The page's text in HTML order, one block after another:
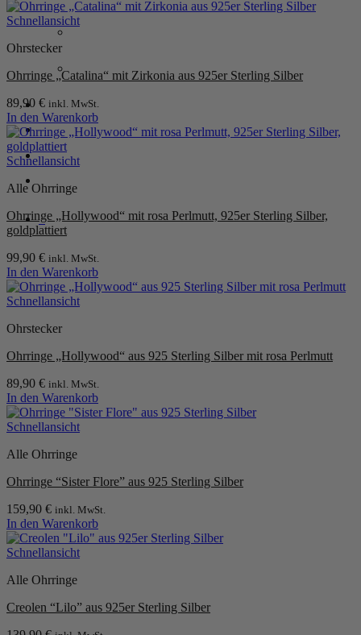
Anmelden / Registrieren
Warenkorb /
0
Schnellansicht
Ohrstecker
Ohrringe „Catalina“ mit Zirkonia aus 925er Sterling Silber
89,90 € inkl. MwSt.
In den Warenkorb
Schnellansicht
Alle Ohrringe
Ohrringe „Hollywood“ mit rosa Perlmutt, 925er Sterling Silber,
goldplattiert
99,90 € inkl. MwSt.
In den Warenkorb
Schnellansicht
Ohrstecker
Ohrringe „Hollywood“ aus 925 Sterling Silber mit rosa Perlmutt
89,90 € inkl. MwSt.
In den Warenkorb
Schnellansicht
Alle Ohrringe
Ohrringe “Sister Flore” aus 925 Sterling Silber
159,90 € inkl. MwSt.
In den Warenkorb
Schnellansicht
Alle Ohrringe
Creolen “Lilo” aus 925er Sterling Silber